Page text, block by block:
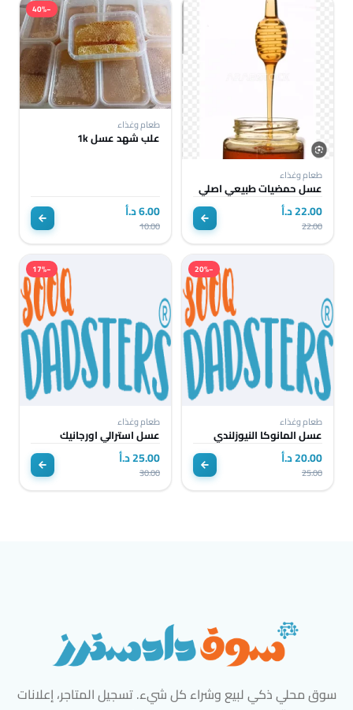
طعام وغذاء
عسل حمضيات طبيعي اصلي
22.00 د.أ
22.00
−40%
طعام وغذاء
علب شهد عسل 1k
6.00 د.أ
10.00
−20%
طعام وغذاء
عسل المانوكا النيوزلندي
20.00 د.أ
25.00
−17%
طعام وغذاء
عسل استرالي اورجانيك
25.00 د.أ
30.00
سوق محلي ذكي لبيع وشراء كل شيء. تسجيل المتاجر، إعلانات